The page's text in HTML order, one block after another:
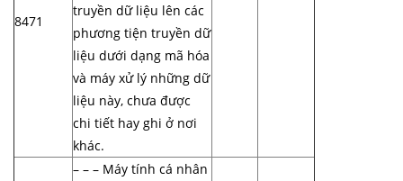
8471
truyền dữ liệu lên các
phương tiện truyền dữ
liệu dưới dạng mã hóa
và máy xử lý những dữ
liệu này, chưa được
chi tiết hay ghi ở nơi
khác.
– – – Máy tính cá nhân